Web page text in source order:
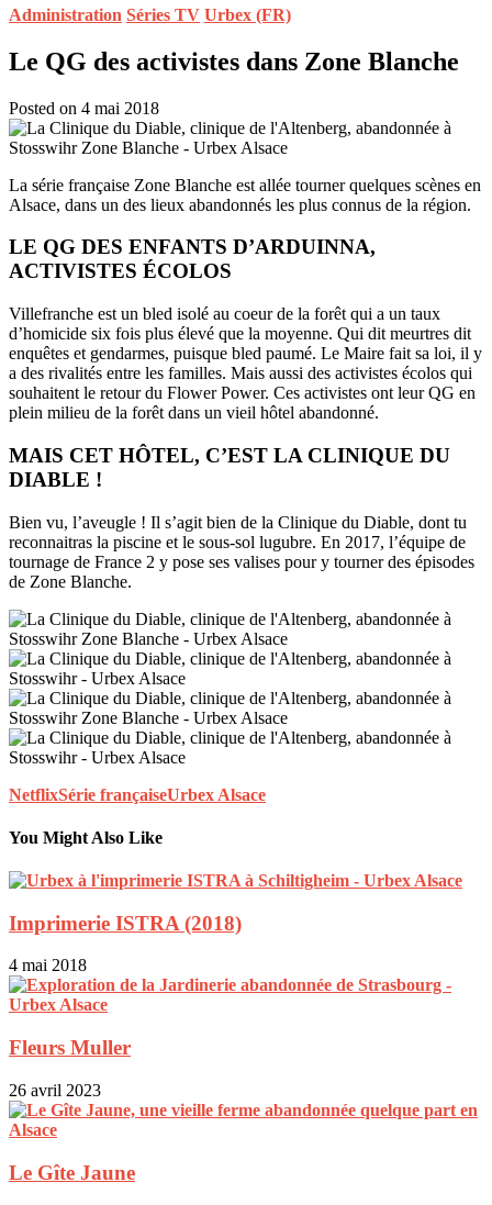
Administration Séries TV Urbex (FR)
Le QG des activistes dans Zone Blanche
Posted on 4 mai 2018
La série française Zone Blanche est allée tourner quelques scènes en
Alsace, dans un des lieux abandonnés les plus connus de la région.
LE QG DES ENFANTS D’ARDUINNA,
ACTIVISTES ÉCOLOS
Villefranche est un bled isolé au coeur de la forêt qui a un taux
d’homicide six fois plus élevé que la moyenne. Qui dit meurtres dit
enquêtes et gendarmes, puisque bled paumé. Le Maire fait sa loi, il y
a des rivalités entre les familles. Mais aussi des activistes écolos qui
souhaitent le retour du Flower Power. Ces activistes ont leur QG en
plein milieu de la forêt dans un vieil hôtel abandonné.
MAIS CET HÔTEL, C’EST LA CLINIQUE DU
DIABLE !
Bien vu, l’aveugle ! Il s’agit bien de la Clinique du Diable, dont tu
reconnaitras la piscine et le sous-sol lugubre. En 2017, l’équipe de
tournage de France 2 y pose ses valises pour y tourner des épisodes
de Zone Blanche.
NetflixSérie françaiseUrbex Alsace
You Might Also Like
Imprimerie ISTRA (2018)
4 mai 2018
Fleurs Muller
26 avril 2023
Le Gîte Jaune